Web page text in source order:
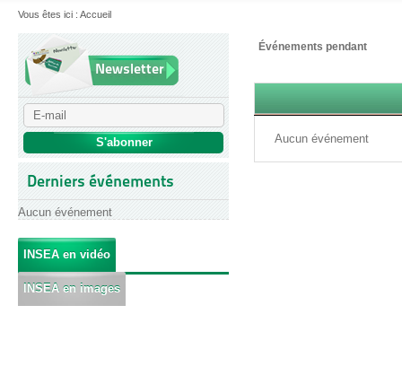
Vous êtes ici : Accueil
Newsletter
Derniers événements
Aucun événement
INSEA en vidéo
INSEA en images
Événements pendant
Aucun événement